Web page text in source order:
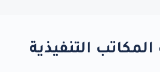
التنفيذية